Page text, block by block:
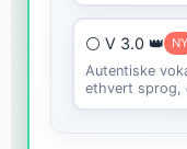
⚪ V 3.0 👑 NY
Autentiske
ethvert sprog,